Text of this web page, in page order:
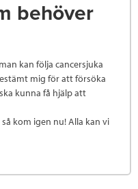
behöver
kan följa cancersjuka
mig för att försöka
kunna få hjälp att
kom igen nu! Alla kan vi